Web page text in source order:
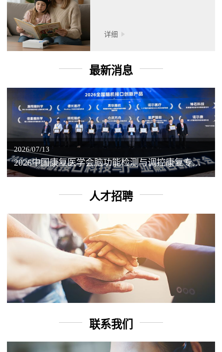
详细
最新消息
2026/07/13
2026中国康复医学会脑功能检测与调控康复专业委员会学术年会丨脑客中国：脑机接口——EEG驱动TMS闭环调控工作坊
人才招聘
联系我们